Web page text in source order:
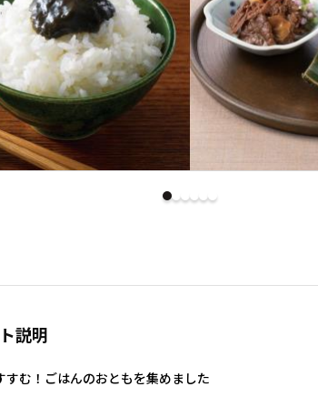
説明
すむ！ごはんのおともを集めました